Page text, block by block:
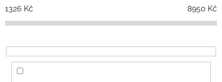
í
p
o
d
1326 Kč 8950 Kč